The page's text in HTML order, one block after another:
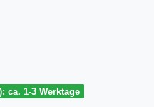
ca. 1-3 Werktage